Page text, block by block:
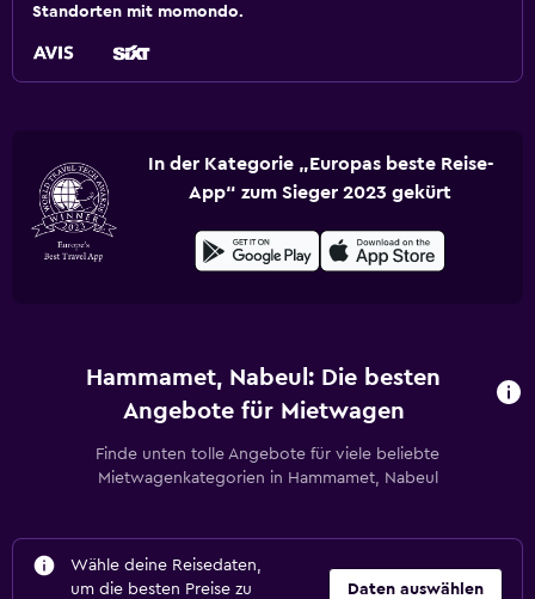
Standorten mit momondo.
In der Kategorie „Europas beste Reise-
App“ zum Sieger 2023 gekürt
Hammamet, Nabeul: Die besten
Angebote für Mietwagen
Finde unten tolle Angebote für viele beliebte
Mietwagenkategorien in Hammamet, Nabeul
Wähle deine Reisedaten,
um die besten Preise zu
Daten auswählen